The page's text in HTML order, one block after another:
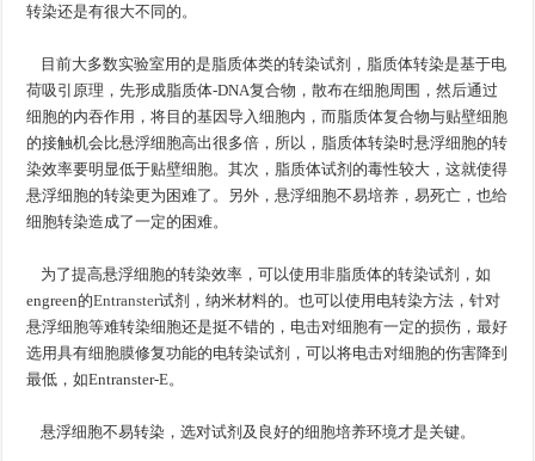
转染还是有很大不同的。
目前大多数实验室用的是脂质体类的转染试剂，脂质体转染是基于电
荷吸引原理，先形成脂质体-DNA复合物，散布在细胞周围，然后通过
细胞的内吞作用，将目的基因导入细胞内，而脂质体复合物与贴壁细胞
的接触机会比悬浮细胞高出很多倍，所以，脂质体转染时悬浮细胞的转
染效率要明显低于贴壁细胞。其次，脂质体试剂的毒性较大，这就使得
悬浮细胞的转染更为困难了。另外，悬浮细胞不易培养，易死亡，也给
细胞转染造成了一定的困难。
为了提高悬浮细胞的转染效率，可以使用非脂质体的转染试剂，如
engreen的Entranster试剂，纳米材料的。也可以使用电转染方法，针对
悬浮细胞等难转染细胞还是挺不错的，电击对细胞有一定的损伤，最好
选用具有细胞膜修复功能的电转染试剂，可以将电击对细胞的伤害降到
最低，如Entranster-E。
悬浮细胞不易转染，选对试剂及良好的细胞培养环境才是关键。